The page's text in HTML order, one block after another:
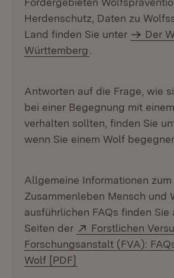
Herdenschutz, Daten zu
Land finden Sie unter
Der
Württemberg
Antworten auf die Frage, wie
bei einer Begegnung mit
verhalten sollten, finden Sie
wenn Sie einem Wolf
Allgemeine Informationen zum
Zusammenleben Mensch und
ausführlichen FAQs finden Sie
Seiten der
Extern:
Forstlichen
Forschungsanstalt (FVA):
Wolf [PDF]